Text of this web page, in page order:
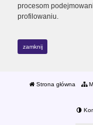
procesom
profilowaniu.
zamknij
Strona główna